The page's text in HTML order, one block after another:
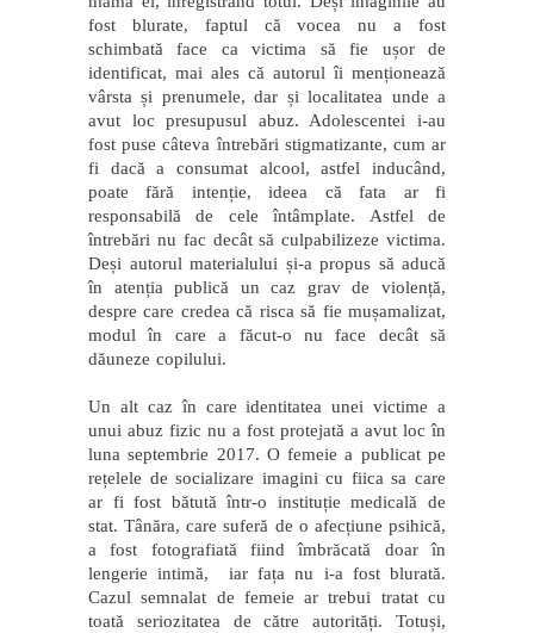
fost blurate, faptul că vocea nu a fost
schimbată face ca victima să fie ușor de
identificat, mai ales că autorul îi menționează
vârsta și prenumele, dar și localitatea unde a
avut loc presupusul abuz. Adolescentei i-au
fost puse câteva întrebări stigmatizante, cum ar
fi dacă a consumat alcool, astfel inducând,
poate fără intenție, ideea că fata ar fi
responsabilă de cele întâmplate. Astfel de
întrebări nu fac decât să culpabilizeze victima.
Deși autorul materialului și-a propus să aducă
în atenția publică un caz grav de violență,
despre care credea că risca să fie mușamalizat,
modul în care a făcut-o nu face decât să
dăuneze copilului.
Un alt caz în care identitatea unei victime a
unui abuz fizic nu a fost protejată a avut loc în
luna septembrie 2017. O femeie a publicat pe
rețelele de socializare imagini cu fiica sa care
ar fi fost bătută într-o instituție medicală de
stat. Tânăra, care suferă de o afecțiune psihică,
a fost fotografiată fiind îmbrăcată doar în
lengerie intimă, iar fața nu i-a fost blurată.
Cazul semnalat de femeie ar trebui tratat cu
toată seriozitatea de către autorități. Totuși,